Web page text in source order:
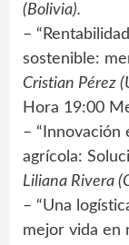
(Bolivia).
–
sostenible:
Cristian Pérez
Hora 19:00
– “Innovación
agrícola:
Liliana Rivera
– “Una
mejor vida en